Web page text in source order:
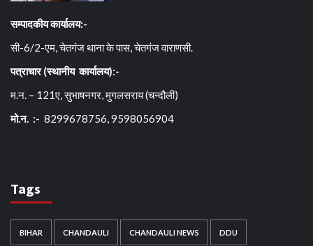
सम्पादकीय कार्यालय:-
सी-6/2-एम, चेतगंज थाना के पास, चेतगंज वाराणसी.
पत्राचार (स्थानीय कार्यालय):-
म.न. – 121ए, सुभाषनगर, मुगलसराय (चन्दौली)
मो.न. :- 8299678756, 9598056904
Tags
BIHAR CHANDAULI CHANDAULI NEWS DDU